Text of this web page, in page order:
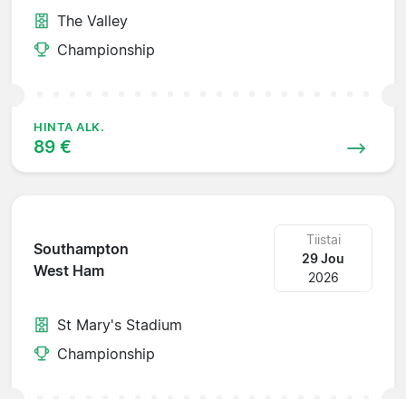
The Valley
Championship
HINTA ALK.
89 €
Southampton
West Ham
Tiistai
29 Jou
2026
St Mary's Stadium
Championship